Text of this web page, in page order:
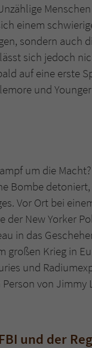
einem
sondern auch
sich jedoch
auf eine erste
und
um die
Bombe
Vor Ort bei
der New Yorker
in das
großen Krieg in
und
von
und der
Anbieter
den